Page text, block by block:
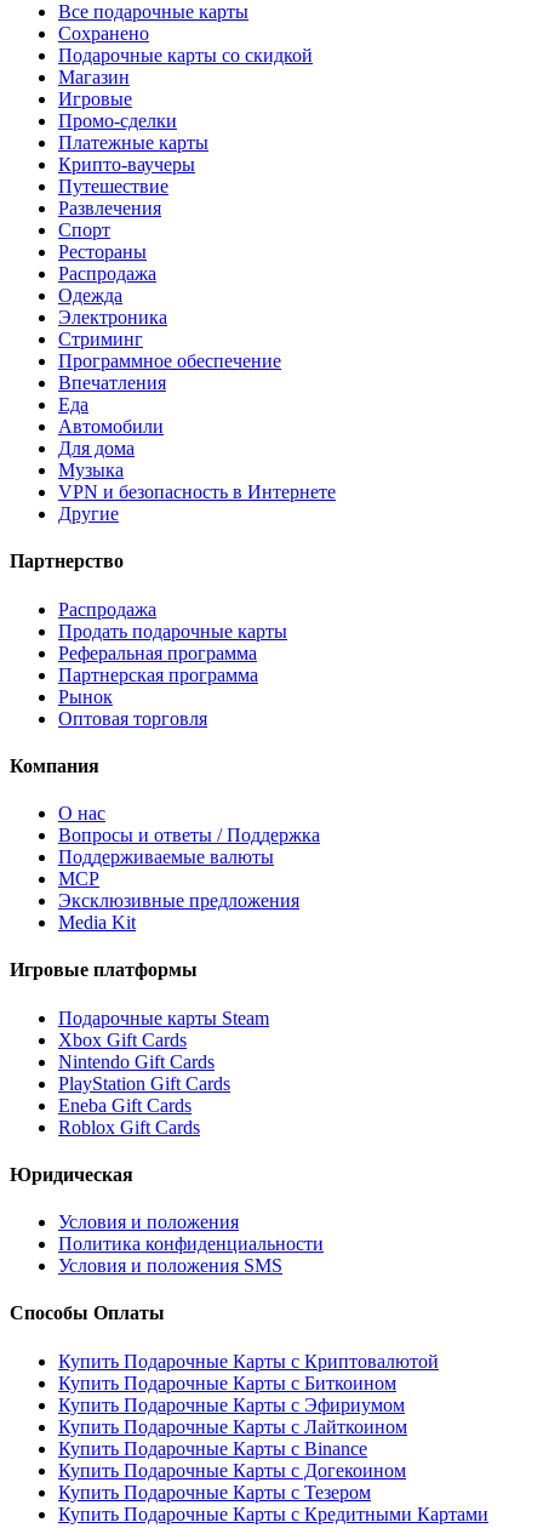
Все подарочные карты
Сохранено
Подарочные карты со скидкой
Магазин
Игровые
Промо-сделки
Платежные карты
Крипто-ваучеры
Путешествие
Развлечения
Спорт
Рестораны
Распродажа
Одежда
Электроника
Стриминг
Программное обеспечение
Впечатления
Еда
Автомобили
Для дома
Музыка
VPN и безопасность в Интернете
Другие
Партнерство
Распродажа
Продать подарочные карты
Реферальная программа
Партнерская программа
Рынок
Оптовая торговля
Компания
О нас
Вопросы и ответы / Поддержка
Поддерживаемые валюты
MCP
Эксклюзивные предложения
Media Kit
Игровые платформы
Подарочные карты Steam
Xbox Gift Cards
Nintendo Gift Cards
PlayStation Gift Cards
Eneba Gift Cards
Roblox Gift Cards
Юридическая
Условия и положения
Политика конфиденциальности
Условия и положения SMS
Способы Оплаты
Купить Подарочные Карты с Криптовалютой
Купить Подарочные Карты с Биткоином
Купить Подарочные Карты с Эфириумом
Купить Подарочные Карты с Лайткоином
Купить Подарочные Карты с Binance
Купить Подарочные Карты с Догекоином
Купить Подарочные Карты с Тезером
Купить Подарочные Карты с Кредитными Картами